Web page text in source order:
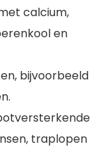
calcium,
en
bijvoorbeeld
traplopen